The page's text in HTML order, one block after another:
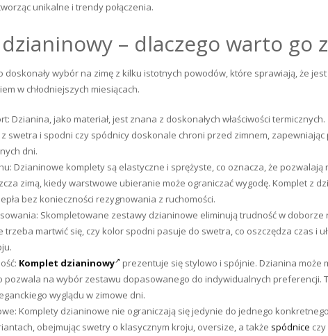
unikalne i trendy połączenia.
– dlaczego warto go
doskonały wybór na zimę z kilku istotnych powodów, które sprawiają, że
w chłodniejszych miesiącach.
Dzianina, jako materiał, jest znana z doskonałych właściwości termicznych.
z swetra i spodni czy spódnicy doskonale chroni przed zimnem,
dni.
Dzianinowe komplety są elastyczne i sprężyste, co oznacza, że pozwalają
zimą, kiedy warstwowe ubieranie może ograniczać wygodę. Komplet z
bez konieczności rezygnowania z ruchomości.
Skompletowane zestawy dzianinowe eliminują trudność w doborze
trzeba martwić się, czy kolor spodni pasuje do swetra, co oszczędza czas i
Komplet dzianinowy
prezentuje się stylowo i spójnie. Dzianina może
pozwala na wybór zestawu dopasowanego do indywidualnych preferencji.
wyglądu w zimowe dni.
Komplety dzianinowe nie ograniczają się jedynie do jednego
obejmując swetry o klasycznym kroju, oversize, a także spódnice